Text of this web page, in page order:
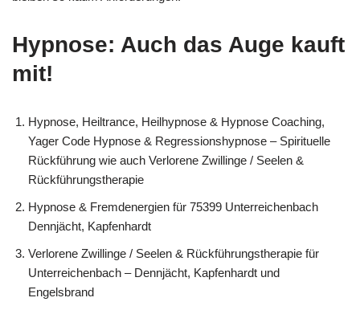
Hypnose: Auch das Auge kauft
mit!
Hypnose, Heiltrance, Heilhypnose & Hypnose Coaching,
Yager Code Hypnose & Regressionshypnose – Spirituelle
Rückführung wie auch Verlorene Zwillinge / Seelen &
Rückführungstherapie
Hypnose & Fremdenergien für 75399 Unterreichenbach
Dennjächt, Kapfenhardt
Verlorene Zwillinge / Seelen & Rückführungstherapie für
Unterreichenbach – Dennjächt, Kapfenhardt und
Engelsbrand